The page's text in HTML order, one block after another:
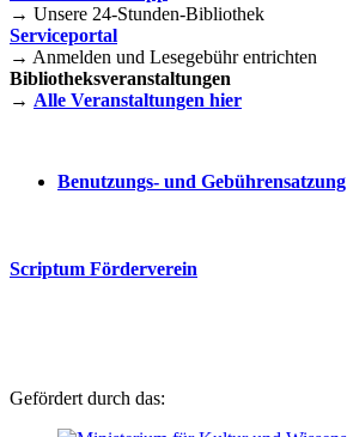
→ Unsere 24-Stunden-Bibliothek
Serviceportal
→ Anmelden und Lesegebühr entrichten
Bibliotheksveranstaltungen
→ Alle Veranstaltungen hier
Benutzungs- und Gebührensatzung
Scriptum Förderverein
Gefördert durch das: